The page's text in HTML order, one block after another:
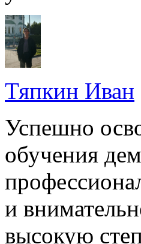
Тяпкин Иван
Успешно
обучения
и
высокую